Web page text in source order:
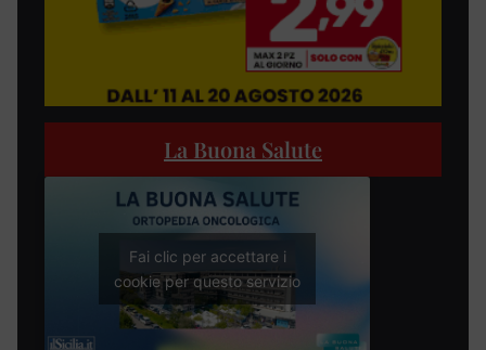
La Buona Salute
Fai clic per accettare i
cookie per questo servizio